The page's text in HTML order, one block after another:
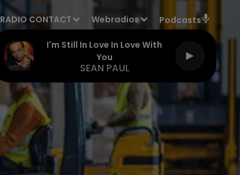
RADIO CONTACT Webradios Podcasts
I'm Still In Love In Love With
You
SEAN PAUL